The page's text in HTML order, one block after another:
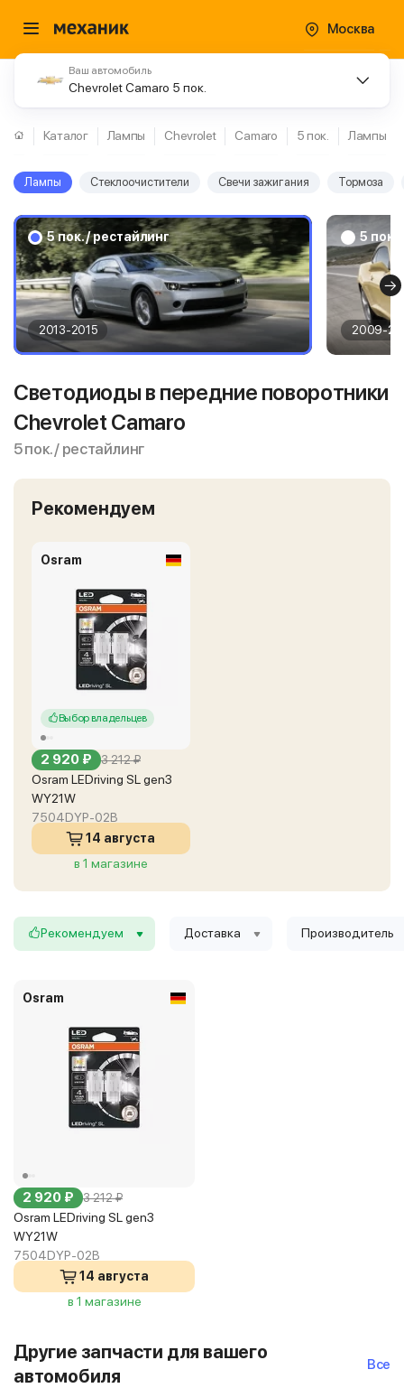
Москва
Ваш автомобиль
Chevrolet Camaro 5 пок.
Каталог Лампы Chevrolet Camaro 5 пок. Лампы
Лампы Стеклоочистители Свечи зажигания Тормоза
5 пок. / рестайлинг
2013-2015
5 пок.
2009-
Светодиоды в передние поворотники
Chevrolet Camaro
5 пок. / рестайлинг
Рекомендуем
Osram
Выбор владельцев
2 920 ₽ 3 212 ₽
Osram LEDriving SL gen3
WY21W
7504DYP-02B
14 августа
в 1 магазине
Рекомендуем Доставка Производитель
Osram
2 920 ₽ 3 212 ₽
Osram LEDriving SL gen3
WY21W
7504DYP-02B
14 августа
в 1 магазине
Другие запчасти для вашего
автомобиля
Все